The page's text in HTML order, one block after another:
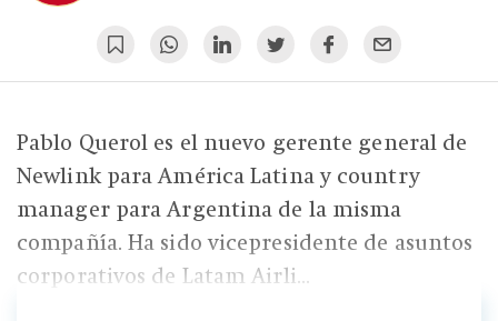
Edición Impresa
Pablo Querol es el nuevo gerente general de
Newlink para América Latina y country
manager para Argentina de la misma
compañía. Ha sido vicepresidente de asuntos
corporativos de Latam Airli...